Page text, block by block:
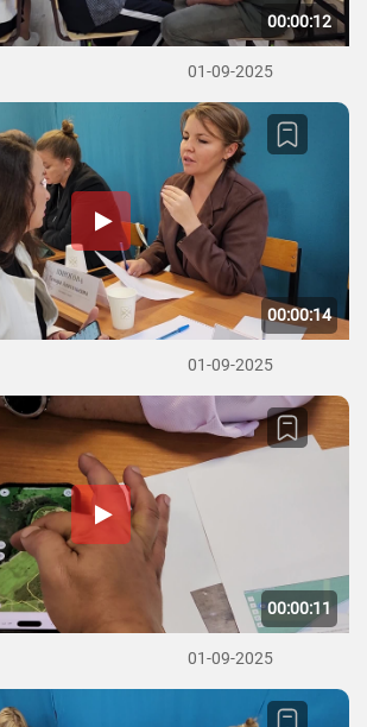
00:00:12
01-09-2025
00:00:14
01-09-2025
00:00:11
01-09-2025